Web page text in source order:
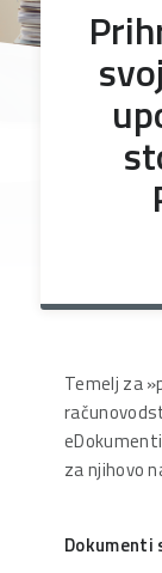
Temelj za
za njihovo
Dokumenti